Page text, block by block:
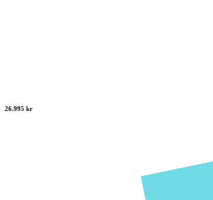
26.995 kr